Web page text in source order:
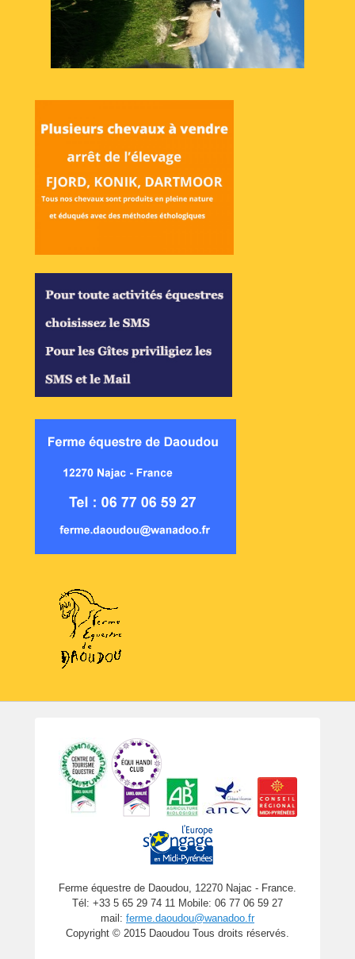
Ferme équestre de Daoudou, 12270 Najac - France.
Tél: +33 5 65 29 74 11 Mobile: 06 77 06 59 27
mail: ferme.daoudou@wanadoo.fr
Copyright © 2015 Daoudou Tous droits réservés.